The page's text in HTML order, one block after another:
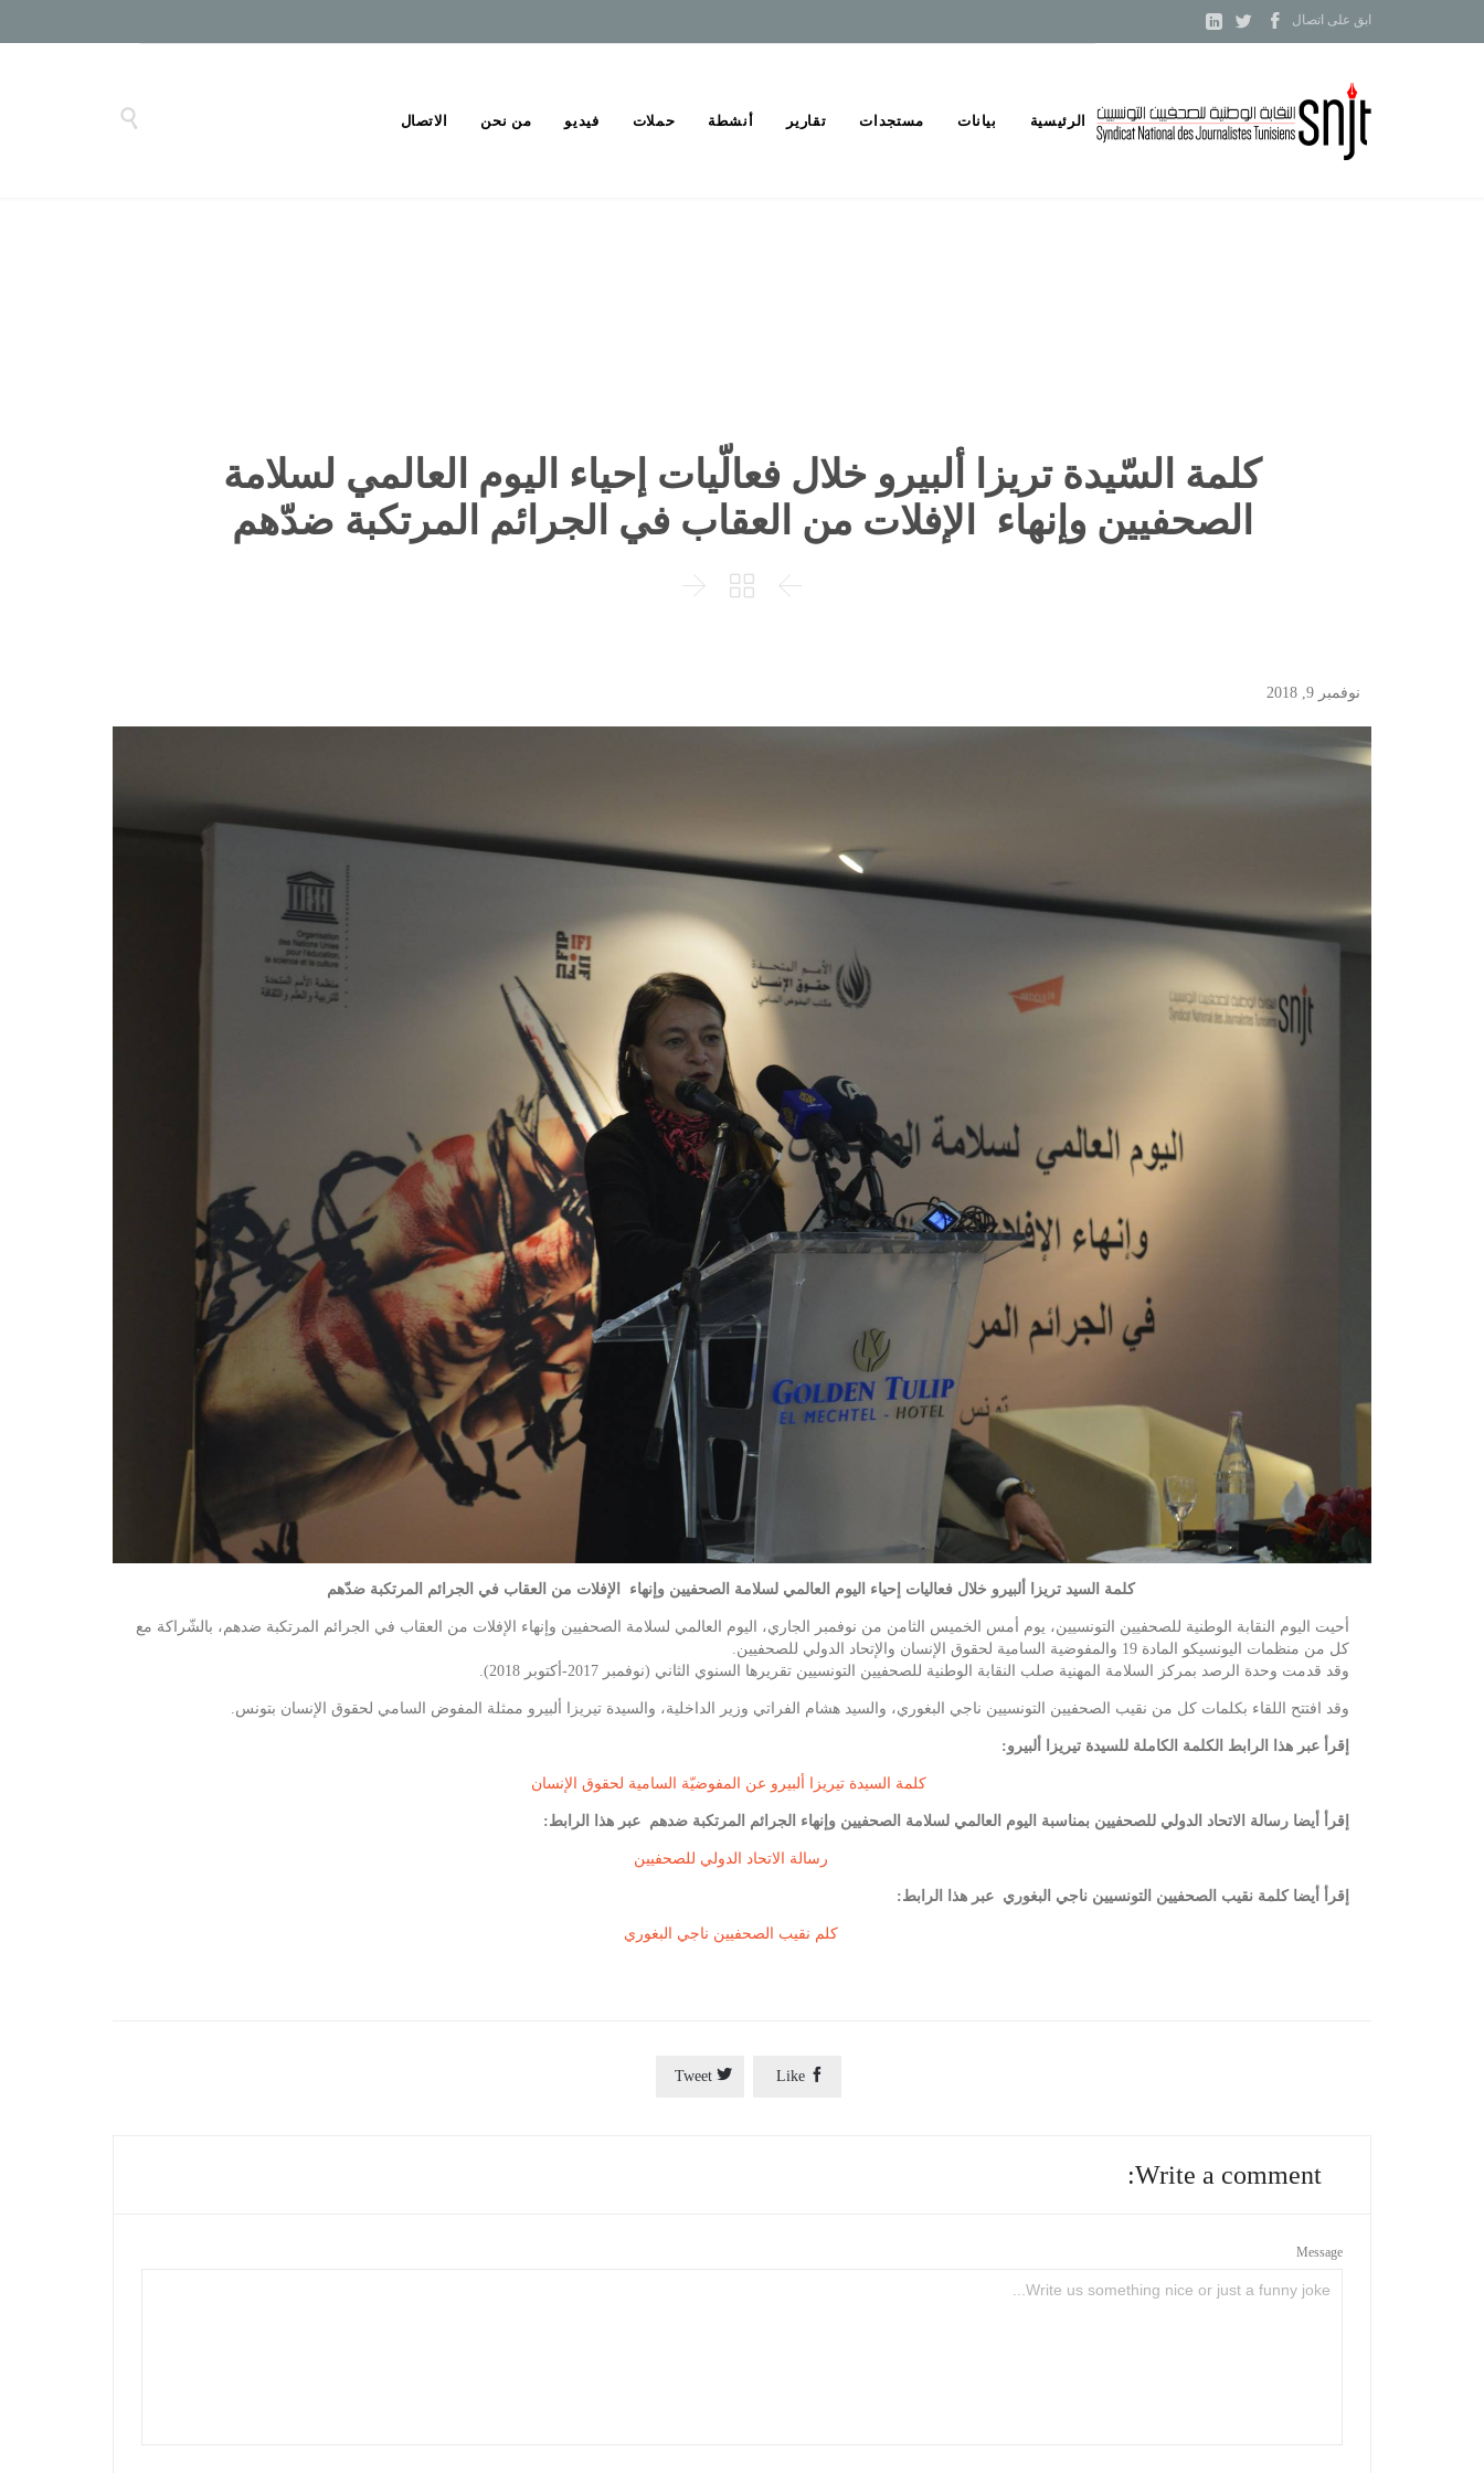
ابق على اتصال 


Skip
to
content
الرئيسية بيانات مستجدات تقارير أنشطة حملات فيديو من نحن الاتصال 
كلمة السّيدة تريزا ألبيرو خلال فعالّيات إحياء اليوم العالمي لسلامة
الصحفيين وإنهاء الإفلات من العقاب في الجرائم المرتكبة ضدّهم



نوفمبر 9, 2018
كلمة السيد تريزا ألبيرو خلال فعاليات إحياء اليوم العالمي لسلامة الصحفيين وإنهاء الإفلات من العقاب في الجرائم المرتكبة ضدّهم
أحيت اليوم النقابة الوطنية للصحفيين التونسيين، يوم أمس الخميس الثامن من نوفمبر الجاري، اليوم العالمي لسلامة الصحفيين وإنهاء الإفلات من العقاب في الجرائم المرتكبة ضدهم، بالشّراكة مع
كل من منظمات اليونسيكو المادة 19 والمفوضية السامية لحقوق الإنسان والإتحاد الدولي للصحفيين.
وقد قدمت وحدة الرصد بمركز السلامة المهنية صلب النقابة الوطنية للصحفيين التونسيين تقريرها السنوي الثاني (نوفمبر 2017-أكتوبر 2018).
وقد افتتح اللقاء بكلمات كل من نقيب الصحفيين التونسيين ناجي البغوري، والسيد هشام الفراتي وزير الداخلية، والسيدة تيريزا ألبيرو ممثلة المفوض السامي لحقوق الإنسان بتونس.
إقرأ عبر هذا الرابط الكلمة الكاملة للسيدة تيريزا ألبيرو:
كلمة السيدة تيريزا ألبيرو عن المفوضيّة السامية لحقوق الإنسان
إقرأ أيضا رسالة الاتحاد الدولي للصحفيين بمناسبة اليوم العالمي لسلامة الصحفيين وإنهاء الجرائم المرتكبة ضدهم عبر هذا الرابط:
رسالة الاتحاد الدولي للصحفيين
إقرأ أيضا كلمة نقيب الصحفيين التونسيين ناجي البغوري عبر هذا الرابط:
كلم نقيب الصحفيين ناجي البغوري

Like

Tweet
Write a comment:
Message